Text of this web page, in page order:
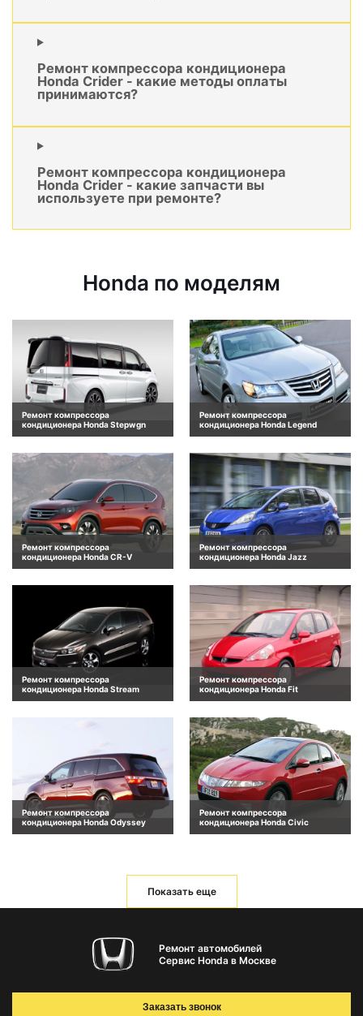
Ремонт компрессора кондиционера
Honda Crider - какие методы оплаты
принимаются?
Ремонт компрессора кондиционера
Honda Crider - какие запчасти вы
используете при ремонте?
Honda по моделям
Ремонт компрессора
кондиционера Honda Stepwgn
Ремонт компрессора
кондиционера Honda Legend
Ремонт компрессора
кондиционера Honda CR-V
Ремонт компрессора
кондиционера Honda Jazz
Ремонт компрессора
кондиционера Honda Stream
Ремонт компрессора
кондиционера Honda Fit
Ремонт компрессора
кондиционера Honda Odyssey
Ремонт компрессора
кондиционера Honda Civic
Показать еще
Ремонт автомобилей
Сервис Honda в Москве
Заказать звонок